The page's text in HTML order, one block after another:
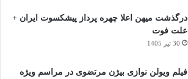
درگذشت میهن اعلا چهره پرداز پیشکسوت ایران +
علت فوت
30 تیر 1405
فیلم ویولن نوازی بیژن مرتضوی در مراسم ویژه